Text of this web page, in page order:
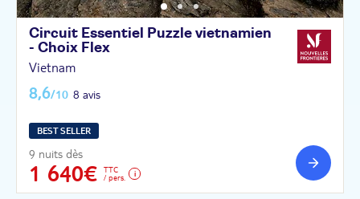
Circuit Essentiel Puzzle vietnamien
- Choix Flex
Vietnam
8,6/10 8 avis
BEST SELLER
9 nuits dès
1 640€
TTC
/ pers.